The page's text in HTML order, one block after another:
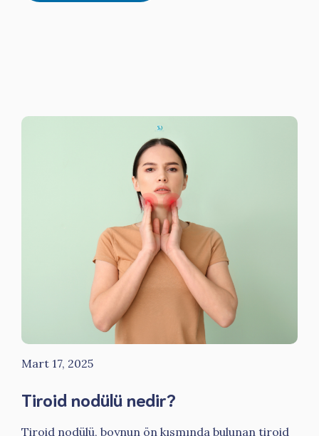
Mart 17, 2025
Tiroid nodülü nedir?
Tiroid nodülü, boynun ön kısmında bulunan tiroid